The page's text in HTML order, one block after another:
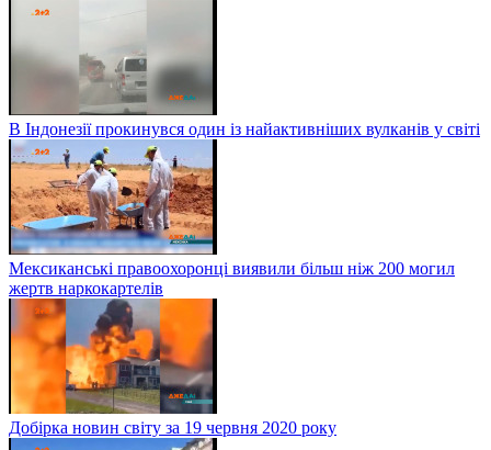
В Індонезії прокинувся один із найактивніших вулканів у світі
Мексиканські правоохоронці виявили більш ніж 200 могил
жертв наркокартелів
Добірка новин світу за 19 червня 2020 року